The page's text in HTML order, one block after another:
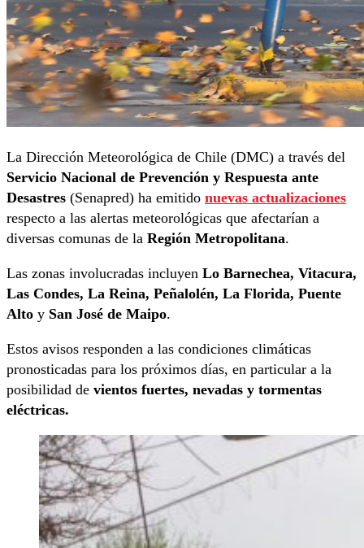
La Dirección Meteorológica de Chile (DMC) a través del
Servicio Nacional de Prevención y Respuesta ante
Desastres (Senapred) ha emitido nuevas actualizaciones
respecto a las alertas meteorológicas que afectarían a
diversas comunas de la Región Metropolitana.
Las zonas involucradas incluyen Lo Barnechea, Vitacura,
Las Condes, La Reina, Peñalolén, La Florida, Puente
Alto y San José de Maipo.
Estos avisos responden a las condiciones climáticas
pronosticadas para los próximos días, en particular a la
posibilidad de vientos fuertes, nevadas y tormentas
eléctricas.